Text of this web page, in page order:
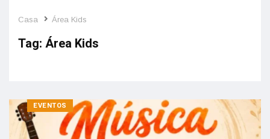
Casa Área Kids
Tag: Área Kids
EVENTOS